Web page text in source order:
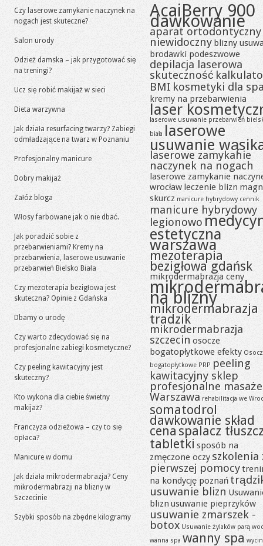
Czy laserowe zamykanie naczynek na
nogach jest skuteczne?
Salon urody
Odzież damska – jak przygotować się
na treningi?
Ucz się robić makijaż w sieci
Dieta warzywna
Jak działa resurfacing twarzy? Zabiegi
odmładzające na twarz w Poznaniu
Profesjonalny manicure
Dobry makijaż
Załóż bloga
Włosy farbowane jak o nie dbać.
Jak poradzić sobie z
przebarwieniami? Kremy na
przebarwienia, laserowe usuwanie
przebarwień Bielsko Biała
Czy mezoterapia bezigłowa jest
skuteczna? Opinie z Gdańska
Dbamy o urodę
Czy warto zdecydować się na
profesjonalne zabiegi kosmetyczne?
Czy peeling kawitacyjny jest
skuteczny?
Kto wykona dla ciebie świetny
makijaż?
Franczyza odzieżowa – czy to się
opłaca?
Manicure w domu
Jak działa mikrodermabrazja? Ceny
mikrodermabrazji na blizny w
Szczecinie
Szybki sposób na zbędne kilogramy
AcaiBerry 900
dawkowanie
aparat ortodontyczny
niewidoczny blizny
brodawki podeszwowe
depilacja laserowa
skuteczność
BMI kosmetyki dla
kremy na przebarwienia
laser
laserowe usuwanie przebarwień
biała laserowe
usuwanie
laserowe zamykanie
naczynek na nogach
laserowe zamykanie
wrocław leczenie blizn
skurcz manicure hybrydowy cennik
manicure hybrydowy
legionowo
estetyczna
warszawa
mezoterapia
bezigłowa gdańsk
mikrodermabrazja ceny
na blizny
mikrodermabrazja
tradzik
mikrodermabrazja
szczecin osocze
bogatopłytkowe efekty
bogatopłytkowe PRP peeling
kawitacyjny sklep
profesjonalne masaże
Warszawa rehabilitacja we
somatodrol
dawkowanie skład
cena spalacz
tabletki sposób na
zmęczone oczy szkolenia
pierwszej pomocy
na kondycję poznań
usuwanie blizn
blizn usuwanie pieprzyków
usuwanie zmarszek -
botox Usuwanie żylaków parą
wanna spa wanny spa